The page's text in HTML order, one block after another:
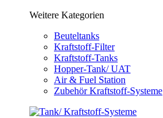
Weitere Kategorien
Beuteltanks
Kraftstoff-Filter
Kraftstoff-Tanks
Hopper-Tank/ UAT
Air & Fuel Station
Zubehör Kraftstoff-Systeme